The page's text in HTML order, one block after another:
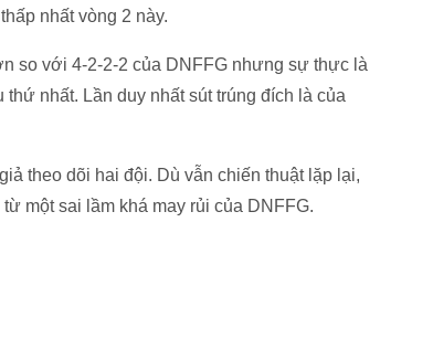
nhất vòng 2 này.
so với 4-2-2-2 của DNFFG nhưng sự thực là
nhất. Lần duy nhất sút trúng đích là của
theo dõi hai đội. Dù vẫn chiến thuật lặp lại,
một sai lầm khá may rủi của DNFFG.